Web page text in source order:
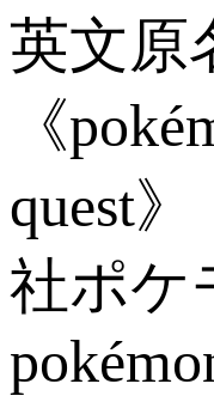
英文原
《
quest
社ポケ